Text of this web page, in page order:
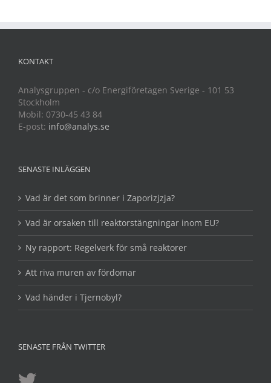
KONTAKT
Analysgruppen - c/o Energiföretagen Sverige - 101 53
Stockholm
Mobil: 0730-45 43 84
E-post: info@analys.se
SENASTE INLÄGGEN
Vad är det som brinner i Zaporizjzja?
Vad är orsaken till reaktorstängningar inom EU?
Ny rapport: Regelverk för små reaktorer
Att riva muren av fördomar
Vad händer i Tjernobyl?
SENASTE FRÅN TWITTER